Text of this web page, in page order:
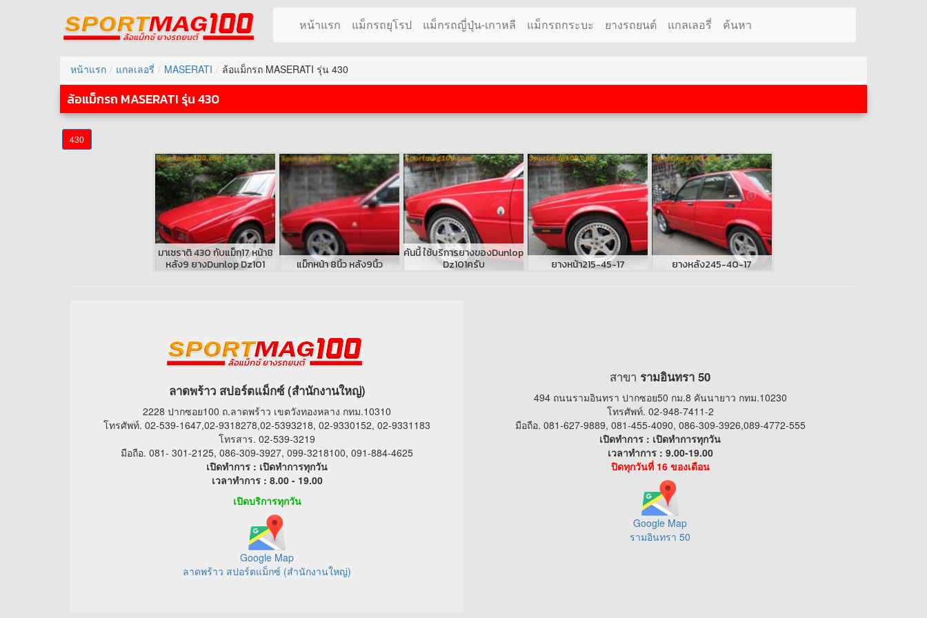
หน้าแรก แม็กรถยุโรป แม็กรถญี่ปุ่น-เกาหลี แม็กรถกระบะ ยางรถยนต์ แกลเลอรี่ ค้นหา
หน้าแรก แกลเลอรี่ MASERATI ล้อแม็กรถ MASERATI รุ่น 430
ล้อแม็กรถ MASERATI รุ่น 430
430
มาเซราติ 430 กับแม็ก17 หน้า8
หลัง9 ยางDunlop Dz101
แม็กหน้า 8นิ้ว หลัง9นิ้ว
คันนี้ ใช้บริการยางของDunlop
Dz101ครับ
ยางหน้า215-45-17 ยางหลัง245-40-17
ลาดพร้าว สปอร์ตแม็กซ์ (สำนักงานใหญ่)
2228 ปากซอย100 ถ.ลาดพร้าว เขตวังทองหลาง กทม.10310
โทรศัพท์. 02-539-1647,02-9318278,02-5393218, 02-9330152, 02-9331183
โทรสาร. 02-539-3219
มือถือ. 081- 301-2125, 086-309-3927, 099-3218100, 091-884-4625
เปิดทำการ : เปิดทำการทุกวัน
เวลาทำการ : 8.00 - 19.00
เปิดบริการทุกวัน
Google Map
ลาดพร้าว สปอร์ตแม็กซ์ (สำนักงานใหญ่)
สาขา รามอินทรา 50
494 ถนนรามอินทรา ปากซอย50 กม.8 คันนายาว กทม.10230
โทรศัพท์. 02-948-7411-2
มือถือ. 081-627-9889, 081-455-4090, 086-309-3926,089-4772-555
เปิดทำการ : เปิดทำการทุกวัน
เวลาทำการ : 9.00-19.00
ปิดทุกวันที่ 16 ของเดือน
Google Map
รามอินทรา 50